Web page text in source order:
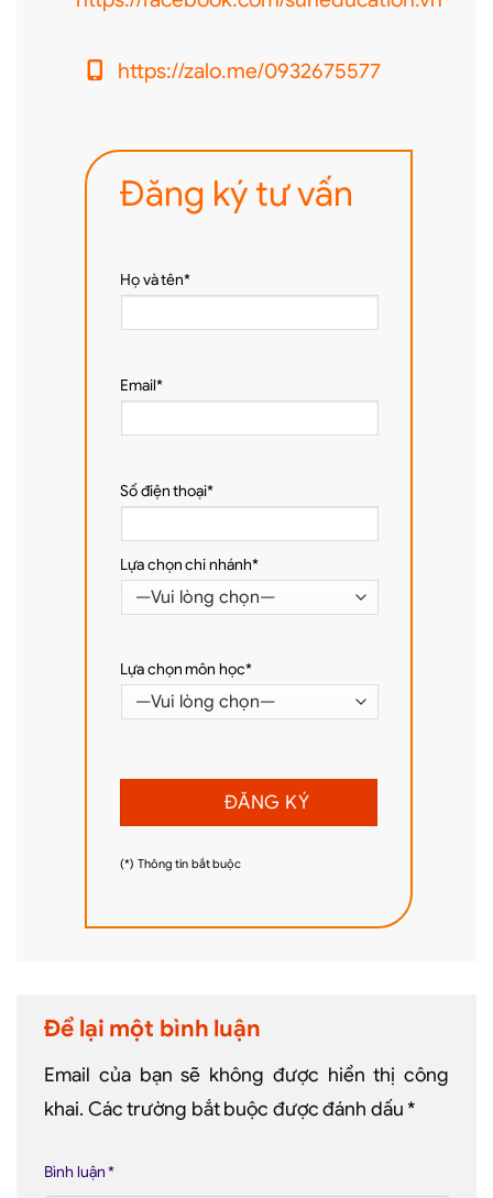
https://zalo.me/0932675577
Đăng ký tư vấn
Họ và tên*
Email*
Số điện thoại*
Lựa chọn chi nhánh*
Lựa chọn môn học*
(*) Thông tin bắt buộc
Để lại một bình luận
Email của bạn sẽ không được hiển thị công
khai. Các trường bắt buộc được đánh dấu*
Bình luận*